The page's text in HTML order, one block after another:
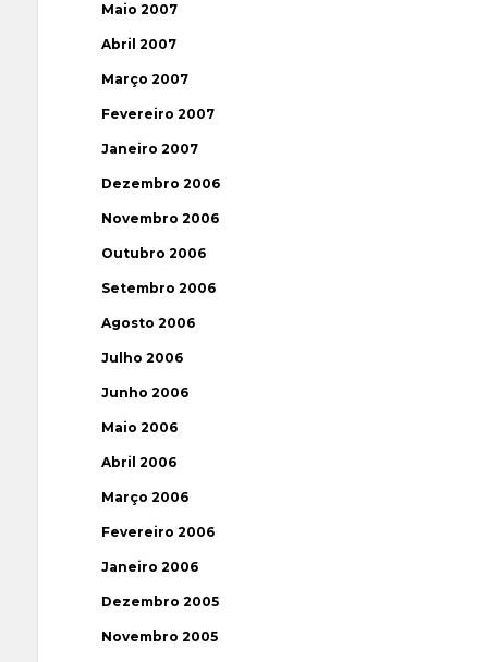
Maio 2007
Abril 2007
Março 2007
Fevereiro 2007
Janeiro 2007
Dezembro 2006
Novembro 2006
Outubro 2006
Setembro 2006
Agosto 2006
Julho 2006
Junho 2006
Maio 2006
Abril 2006
Março 2006
Fevereiro 2006
Janeiro 2006
Dezembro 2005
Novembro 2005